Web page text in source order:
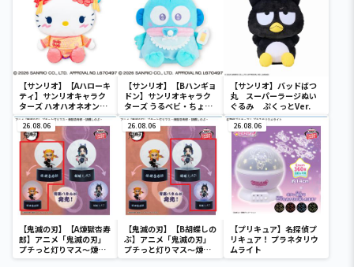
【サンリオ】【Aハローキ
ティ】サンリオキャラク
ターズ ハオハオネオンタ
ウンドールBIGタイプ1
【サンリオ】【Bハンギョ
ドン】サンリオキャラク
ターズ うるベビ・ちょい
デカドール
【サンリオ】バッドばつ
丸 スーパーラージぬい
ぐるみ ぷくっとVer.
26.08.06
【鬼滅の刃】【A煉獄杏寿
郎】アニメ「鬼滅の刃」
プチっと灯りマス～煉獄
杏寿郎・胡蝶しのぶ～
26.08.06
【鬼滅の刃】【B胡蝶しの
ぶ】アニメ「鬼滅の刃」
プチっと灯りマス～煉獄
杏寿郎・胡蝶しのぶ～
26.08.06
【プリキュア】名探偵プ
リキュア！ プラネタリウ
ムライト